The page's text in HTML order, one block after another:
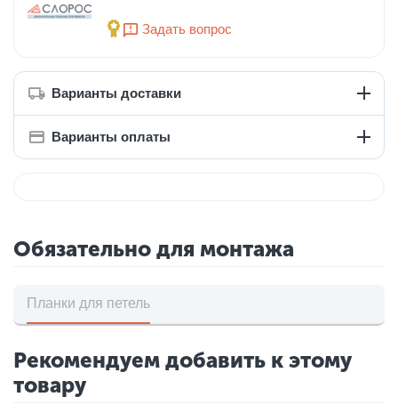
Задать вопрос
Варианты доставки
Варианты оплаты
Обязательно для монтажа
Планки для петель
Рекомендуем добавить к этому
товару